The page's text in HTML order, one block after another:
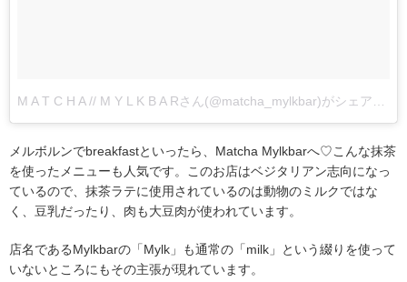
メルボルンでbreakfastといったら、Matcha Mylkbarへ♡こんな抹茶
を使ったメニューも人気です。このお店はベジタリアン志向になっ
ているので、抹茶ラテに使用されているのは動物のミルクではな
く、豆乳だったり、肉も大豆肉が使われています。
店名であるMylkbarの「Mylk」も通常の「milk」という綴りを使って
いないところにもその主張が現れています。